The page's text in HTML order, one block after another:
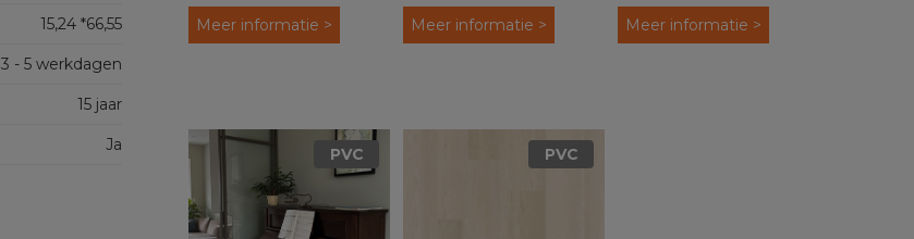
15,24 *66,55
3 - 5 werkdagen
15 jaar
Ja
Meer informatie > Meer informatie > Meer informatie >
PVC PVC